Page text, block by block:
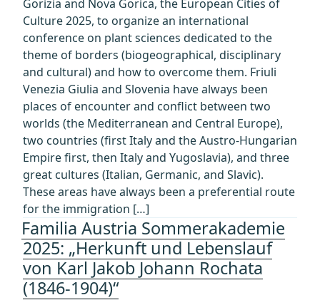
Gorizia and Nova Gorica, the European Cities of
Culture 2025, to organize an international
conference on plant sciences dedicated to the
theme of borders (biogeographical, disciplinary
and cultural) and how to overcome them. Friuli
Venezia Giulia and Slovenia have always been
places of encounter and conflict between two
worlds (the Mediterranean and Central Europe),
two countries (first Italy and the Austro-Hungarian
Empire first, then Italy and Yugoslavia), and three
great cultures (Italian, Germanic, and Slavic).
These areas have always been a preferential route
for the immigration […]
Familia Austria Sommerakademie
2025: „Herkunft und Lebenslauf
von Karl Jakob Johann Rochata
(1846-1904)“